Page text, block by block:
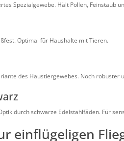
Spezialgewebe. Hält Pollen, Feinstaub
Optimal für Haushalte mit Tieren.
des Haustiergewebes. Noch robuster
durch schwarze Edelstahlfäden. Für
einflügeligen